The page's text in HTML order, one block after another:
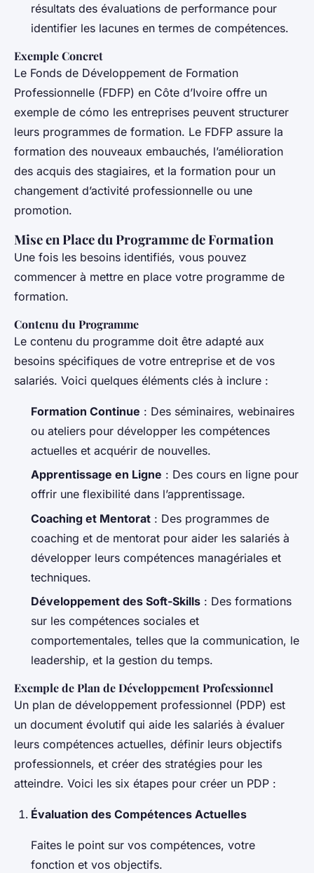
résultats des évaluations de performance pour
identifier les lacunes en termes de compétences.
Exemple Concret
Le Fonds de Développement de Formation
Professionnelle (FDFP) en Côte d’Ivoire offre un
exemple de cómo les entreprises peuvent structurer
leurs programmes de formation. Le FDFP assure la
formation des nouveaux embauchés, l’amélioration
des acquis des stagiaires, et la formation pour un
changement d’activité professionnelle ou une
promotion.
Mise en Place du Programme de Formation
Une fois les besoins identifiés, vous pouvez
commencer à mettre en place votre programme de
formation.
Contenu du Programme
Le contenu du programme doit être adapté aux
besoins spécifiques de votre entreprise et de vos
salariés. Voici quelques éléments clés à inclure :
Formation Continue : Des séminaires, webinaires
ou ateliers pour développer les compétences
actuelles et acquérir de nouvelles.
Apprentissage en Ligne : Des cours en ligne pour
offrir une flexibilité dans l’apprentissage.
Coaching et Mentorat : Des programmes de
coaching et de mentorat pour aider les salariés à
développer leurs compétences managériales et
techniques.
Développement des Soft-Skills : Des formations
sur les compétences sociales et
comportementales, telles que la communication, le
leadership, et la gestion du temps.
Exemple de Plan de Développement Professionnel
Un plan de développement professionnel (PDP) est
un document évolutif qui aide les salariés à évaluer
leurs compétences actuelles, définir leurs objectifs
professionnels, et créer des stratégies pour les
atteindre. Voici les six étapes pour créer un PDP :
Évaluation des Compétences Actuelles
Faites le point sur vos compétences, votre
fonction et vos objectifs.